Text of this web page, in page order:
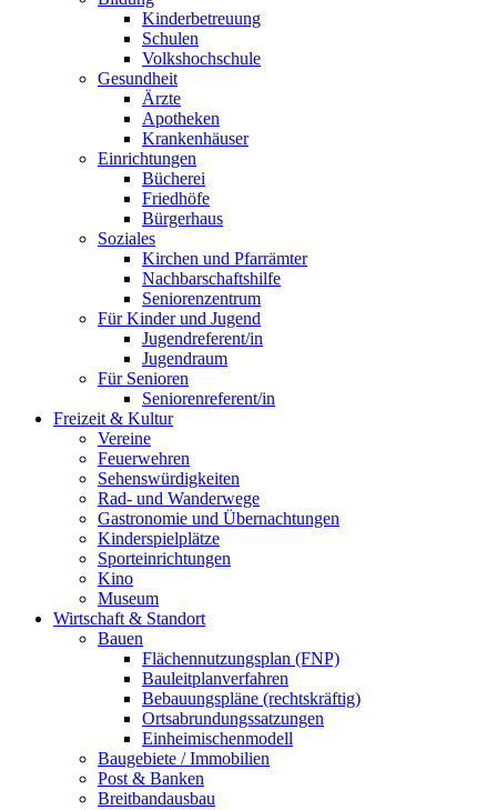
Kinderbetreuung
Schulen
Volkshochschule
Gesundheit
Ärzte
Apotheken
Krankenhäuser
Einrichtungen
Bücherei
Friedhöfe
Bürgerhaus
Soziales
Kirchen und Pfarrämter
Nachbarschaftshilfe
Seniorenzentrum
Für Kinder und Jugend
Jugendreferent/in
Jugendraum
Für Senioren
Seniorenreferent/in
Freizeit & Kultur
Vereine
Feuerwehren
Sehenswürdigkeiten
Rad- und Wanderwege
Gastronomie und Übernachtungen
Kinderspielplätze
Sporteinrichtungen
Kino
Museum
Wirtschaft & Standort
Bauen
Flächennutzungsplan (FNP)
Bauleitplanverfahren
Bebauungspläne (rechtskräftig)
Ortsabrundungssatzungen
Einheimischenmodell
Baugebiete / Immobilien
Post & Banken
Breitbandausbau